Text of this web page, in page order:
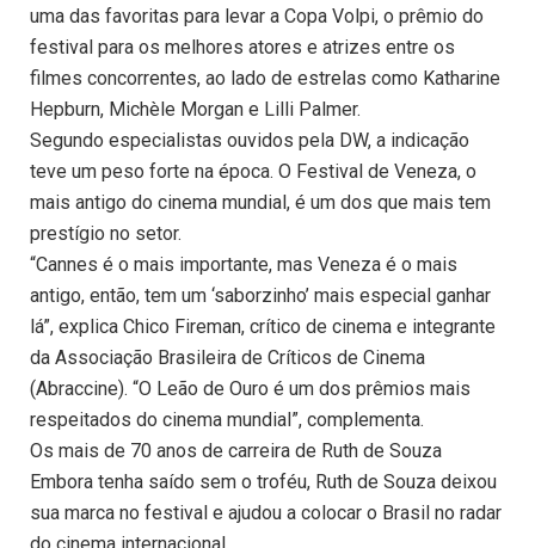
uma das favoritas para levar a Copa Volpi, o prêmio do
festival para os melhores atores e atrizes entre os
filmes concorrentes, ao lado de estrelas como Katharine
Hepburn, Michèle Morgan e Lilli Palmer.
Segundo especialistas ouvidos pela DW, a indicação
teve um peso forte na época. O Festival de Veneza, o
mais antigo do cinema mundial, é um dos que mais tem
prestígio no setor.
“Cannes é o mais importante, mas Veneza é o mais
antigo, então, tem um ‘saborzinho’ mais especial ganhar
lá”, explica Chico Fireman, crítico de cinema e integrante
da Associação Brasileira de Críticos de Cinema
(Abraccine). “O Leão de Ouro é um dos prêmios mais
respeitados do cinema mundial”, complementa.
Os mais de 70 anos de carreira de Ruth de Souza
Embora tenha saído sem o troféu, Ruth de Souza deixou
sua marca no festival e ajudou a colocar o Brasil no radar